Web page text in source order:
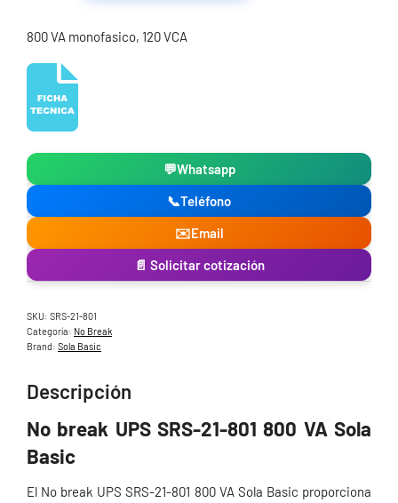
800 VA monofasico, 120 VCA
💬Whatsapp
📞Teléfono
✉️Email
📄 Solicitar cotización
SKU: SRS-21-801
Categoría: No Break
Brand: Sola Basic
Descripción
No break UPS SRS-21-801 800 VA Sola
Basic
El No break UPS SRS-21-801 800 VA Sola Basic proporciona